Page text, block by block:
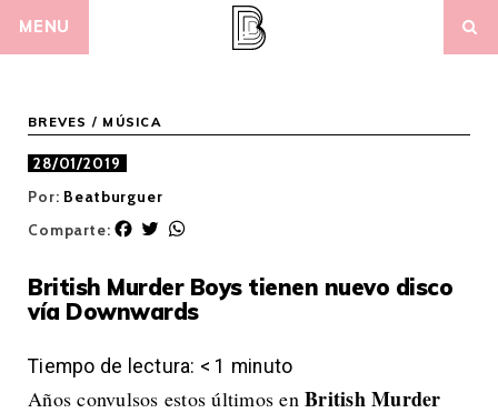
MENU
BREVES / MÚSICA
28/01/2019
Por: Beatburguer
Comparte:
F
e
b
o
T
t
t
r
t
s
p
British Murder Boys tienen nuevo disco
vía Downwards
Tiempo de lectura: < 1 minuto
Años convulsos estos últimos en British Murder